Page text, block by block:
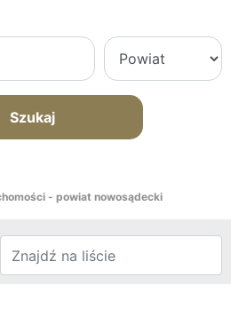
Szukaj
- powiat nowosądecki